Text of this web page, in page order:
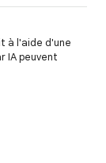
à l'aide d'une
IA peuvent